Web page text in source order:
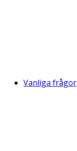
Vanliga frågor